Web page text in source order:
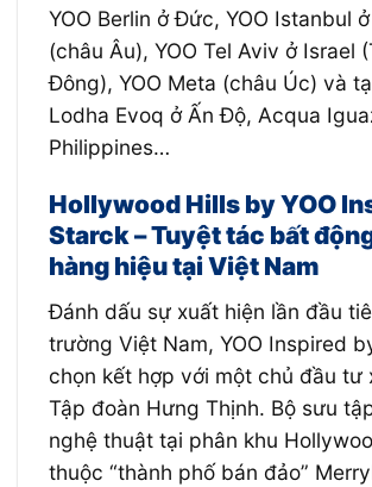
YOO Berlin ở Đức, YOO Istanbul
(châu Âu), YOO Tel Aviv ở Israel
Đông), YOO Meta (châu Úc) và
Lodha Evoq ở Ấn Độ, Acqua
Philippines…
Hollywood Hills by YOO
Starck –Tuyệt tác bất
hàng hiệu tại Việt Nam
Đánh dấu sự xuất hiện lần đầu
trường Việt Nam, YOO Inspired
chọn kết hợp với một chủ đầu tư
Tập đoàn Hưng Thịnh. Bộ sưu
nghệ thuật tại phân khu
thuộc “thành phố bán đảo”